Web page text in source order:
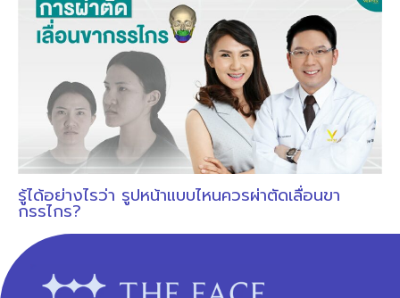
รู้ได้อย่างไรว่า รูปหน้าแบบไหนควรผ่าตัดเลื่อนขา
กรรไกร?